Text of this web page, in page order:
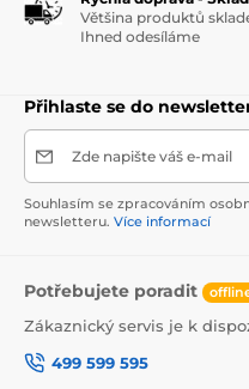
Většina produktů
Ihned odesíláme
Přihlaste se do
Zde napište váš e-mail
Souhlasím se zpracováním
newsletteru. Více informací
Potřebujete poradit
Zákaznický servis je k
499 599 595